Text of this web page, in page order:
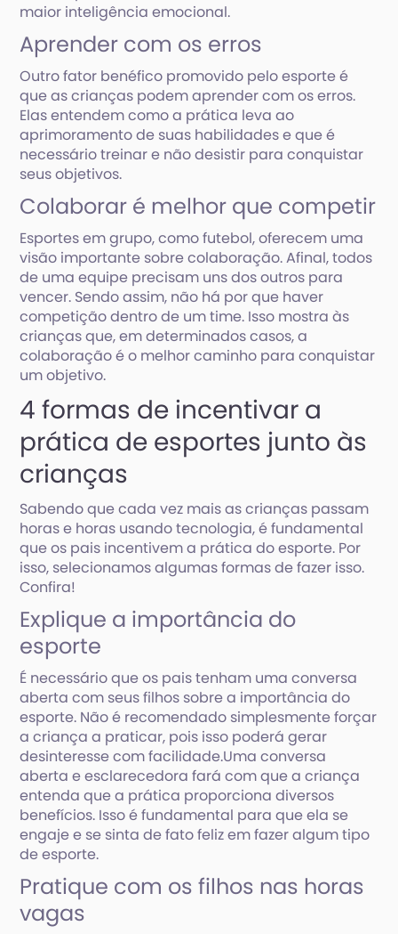
maior inteligência emocional.
Aprender com os erros
Outro fator benéfico promovido pelo esporte é
que as crianças podem aprender com os erros.
Elas entendem como a prática leva ao
aprimoramento de suas habilidades e que é
necessário treinar e não desistir para conquistar
seus objetivos.
Colaborar é melhor que competir
Esportes em grupo, como futebol, oferecem uma
visão importante sobre colaboração. Afinal, todos
de uma equipe precisam uns dos outros para
vencer. Sendo assim, não há por que haver
competição dentro de um time. Isso mostra às
crianças que, em determinados casos, a
colaboração é o melhor caminho para conquistar
um objetivo.
4 formas de incentivar a
prática de esportes junto às
crianças
Sabendo que cada vez mais as crianças passam
horas e horas usando tecnologia, é fundamental
que os pais incentivem a prática do esporte. Por
isso, selecionamos algumas formas de fazer isso.
Confira!
Explique a importância do
esporte
É necessário que os pais tenham uma conversa
aberta com seus filhos sobre a importância do
esporte. Não é recomendado simplesmente forçar
a criança a praticar, pois isso poderá gerar
desinteresse com facilidade.Uma conversa
aberta e esclarecedora fará com que a criança
entenda que a prática proporciona diversos
benefícios. Isso é fundamental para que ela se
engaje e se sinta de fato feliz em fazer algum tipo
de esporte.
Pratique com os filhos nas horas
vagas